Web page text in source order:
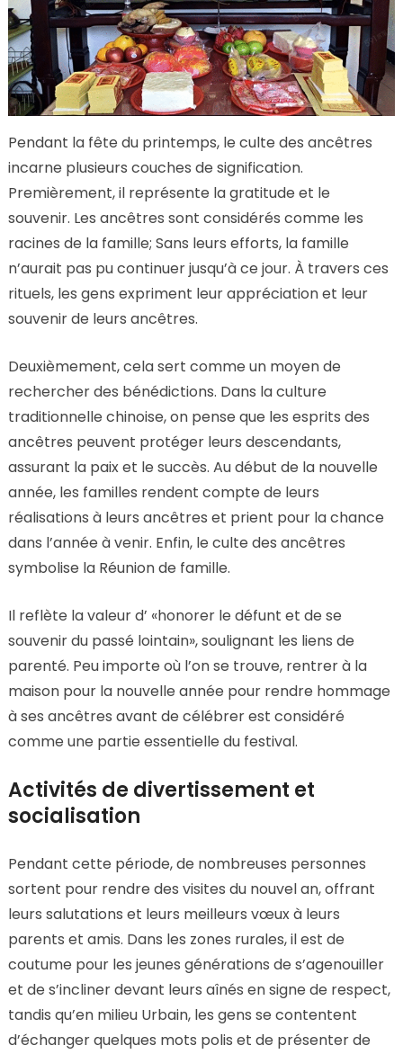
Pendant la fête du printemps, le culte des ancêtres
incarne plusieurs couches de signification.
Premièrement, il représente la gratitude et le
souvenir. Les ancêtres sont considérés comme les
racines de la famille; Sans leurs efforts, la famille
n’aurait pas pu continuer jusqu’à ce jour. À travers ces
rituels, les gens expriment leur appréciation et leur
souvenir de leurs ancêtres.
Deuxièmement, cela sert comme un moyen de
rechercher des bénédictions. Dans la culture
traditionnelle chinoise, on pense que les esprits des
ancêtres peuvent protéger leurs descendants,
assurant la paix et le succès. Au début de la nouvelle
année, les familles rendent compte de leurs
réalisations à leurs ancêtres et prient pour la chance
dans l’année à venir. Enfin, le culte des ancêtres
symbolise la Réunion de famille.
Il reflète la valeur d’ «honorer le défunt et de se
souvenir du passé lointain», soulignant les liens de
parenté. Peu importe où l’on se trouve, rentrer à la
maison pour la nouvelle année pour rendre hommage
à ses ancêtres avant de célébrer est considéré
comme une partie essentielle du festival.
Activités de divertissement et
socialisation
Pendant cette période, de nombreuses personnes
sortent pour rendre des visites du nouvel an, offrant
leurs salutations et leurs meilleurs vœux à leurs
parents et amis. Dans les zones rurales, il est de
coutume pour les jeunes générations de s’agenouiller
et de s’incliner devant leurs aînés en signe de respect,
tandis qu’en milieu Urbain, les gens se contentent
d’échanger quelques mots polis et de présenter de